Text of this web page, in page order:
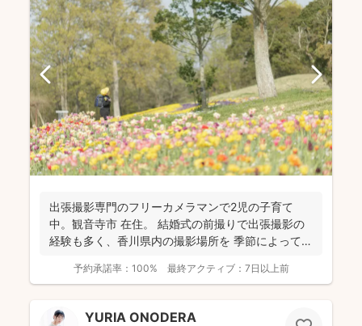
出張撮影専門のフリーカメラマンで2児の子育て
中。観音寺市 在住。 結婚式の前撮りで出張撮影の
経験も多く、香川県内の撮影場所を 季節によって最
予約承諾率： 100% 最終アクティブ： 7日以上前
YURIA ONODERA